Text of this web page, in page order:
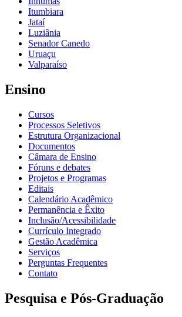
Itumbiara
Jataí
Luziânia
Senador Canedo
Uruaçu
Valparaíso
Ensino
Cursos
Processos Seletivos
Estrutura Organizacional
Documentos
Câmara de Ensino
Fóruns e debates
Projetos e Programas
Editais
Calendário Acadêmico
Permanência e Êxito
Inclusão/Acessibilidade
Currículo Integrado
Gestão Acadêmica
Serviços
Perguntas Frequentes
Contato
Pesquisa e Pós-Graduação